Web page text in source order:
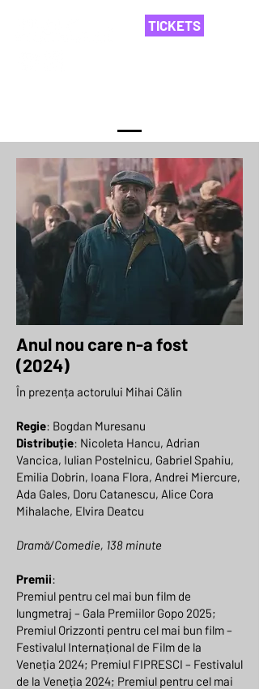
TICKETS
Anul nou care n-a fost
(2024)
În prezența actorului Mihai Călin
Regie: Bogdan Muresanu
Distribuție: Nicoleta Hancu, Adrian
Vancica, Iulian Postelnicu, Gabriel Spahiu,
Emilia Dobrin, Ioana Flora, Andrei Miercure,
Ada Gales, Doru Catanescu, Alice Cora
Mihalache, Elvira Deatcu
Dramă/Comedie, 138 minute
Premii:
Premiul pentru cel mai bun film de
lungmetraj – Gala Premiilor Gopo 2025;
Premiul Orizzonti pentru cel mai bun film –
Festivalul Internațional de Film de la
Veneția 2024; Premiul FIPRESCI – Festivalul
de la Veneția 2024; Premiul pentru cel mai